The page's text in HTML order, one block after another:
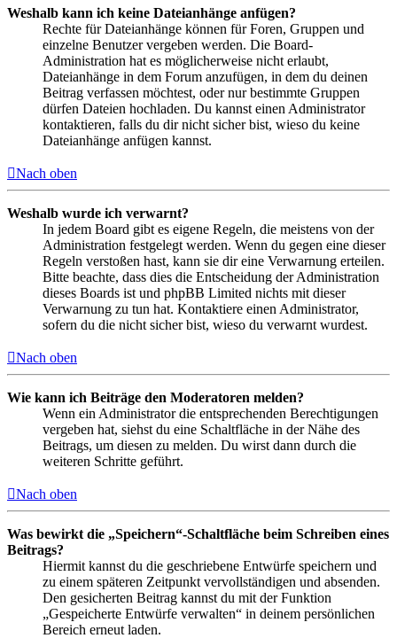
Weshalb kann ich keine Dateianhänge anfügen?
Rechte für Dateianhänge können für Foren, Gruppen und
einzelne Benutzer vergeben werden. Die Board-
Administration hat es möglicherweise nicht erlaubt,
Dateianhänge in dem Forum anzufügen, in dem du deinen
Beitrag verfassen möchtest, oder nur bestimmte Gruppen
dürfen Dateien hochladen. Du kannst einen Administrator
kontaktieren, falls du dir nicht sicher bist, wieso du keine
Dateianhänge anfügen kannst.
Nach oben
Weshalb wurde ich verwarnt?
In jedem Board gibt es eigene Regeln, die meistens von der
Administration festgelegt werden. Wenn du gegen eine dieser
Regeln verstoßen hast, kann sie dir eine Verwarnung erteilen.
Bitte beachte, dass dies die Entscheidung der Administration
dieses Boards ist und phpBB Limited nichts mit dieser
Verwarnung zu tun hat. Kontaktiere einen Administrator,
sofern du die nicht sicher bist, wieso du verwarnt wurdest.
Nach oben
Wie kann ich Beiträge den Moderatoren melden?
Wenn ein Administrator die entsprechenden Berechtigungen
vergeben hat, siehst du eine Schaltfläche in der Nähe des
Beitrags, um diesen zu melden. Du wirst dann durch die
weiteren Schritte geführt.
Nach oben
Was bewirkt die „Speichern“-Schaltfläche beim Schreiben eines
Beitrags?
Hiermit kannst du die geschriebene Entwürfe speichern und
zu einem späteren Zeitpunkt vervollständigen und absenden.
Den gesicherten Beitrag kannst du mit der Funktion
„Gespeicherte Entwürfe verwalten“ in deinem persönlichen
Bereich erneut laden.